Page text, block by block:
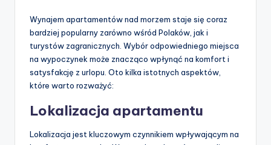
Wynajem apartamentów nad morzem staje się coraz
bardziej popularny zarówno wśród Polaków, jak i
turystów zagranicznych. Wybór odpowiedniego miejsca
na wypoczynek może znacząco wpłynąć na komfort i
satysfakcję z urlopu. Oto kilka istotnych aspektów,
które warto rozważyć:
Lokalizacja apartamentu
Lokalizacja jest kluczowym czynnikiem wpływającym na